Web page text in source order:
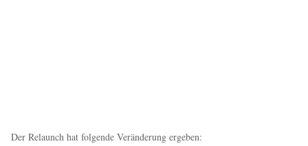
Der Relaunch hat folgende Veränderung ergeben: